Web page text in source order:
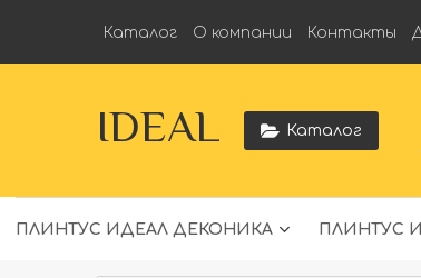
Каталог О компании Контакты
IDEAL Каталог
ПЛИНТУС ИДЕАЛ ДЕКОНИКА ПЛИНТУС